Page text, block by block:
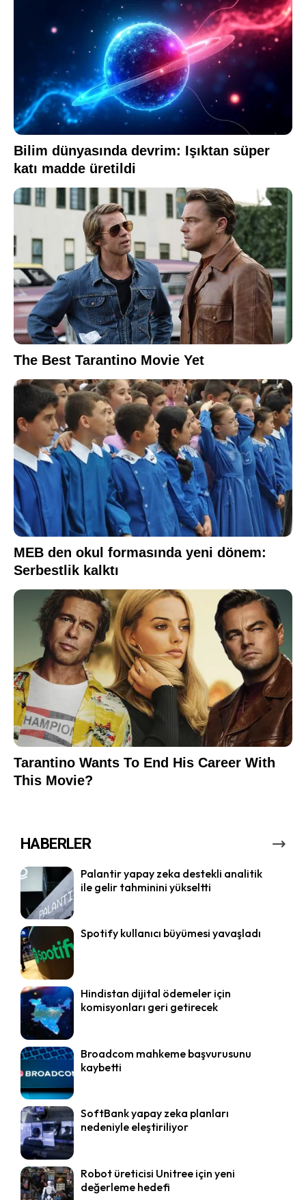
HABERLER
Palantir yapay zeka destekli analitik
ile gelir tahminini yükseltti
Spotify kullanıcı büyümesi yavaşladı
Hindistan dijital ödemeler için
komisyonları geri getirecek
Broadcom mahkeme başvurusunu
kaybetti
SoftBank yapay zeka planları
nedeniyle eleştiriliyor
Robot üreticisi Unitree için yeni
değerleme hedefi